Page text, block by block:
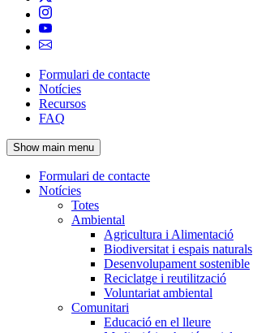
Navegació
principal
de
l'encapçalament
Formulari de contacte
Notícies
Recursos
FAQ
Show main menu
Navegació
principal
Formulari de contacte
Notícies
Totes
Ambiental
Agricultura i Alimentació
Biodiversitat i espais naturals
Desenvolupament sostenible
Reciclatge i reutilització
Voluntariat ambiental
Comunitari
Educació en el lleure